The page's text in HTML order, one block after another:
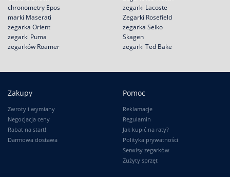
chronometry Epos
zegarki Lacoste
marki Maserati
zegarka Orient
zegarki Puma
zegarków Roamer
Zegarki Rosefield
zegarka Seiko
Skagen
zegarki Ted Bake
Zakupy
Zwroty i wymiany
Negocjacja ceny
Rabat na start!
Darmowa dostawa
Pomoc
Reklamacje
Regulamin
Jak kupić na raty?
Polityka prywatności
Serwisy zegarków
Zużyty sprzęt